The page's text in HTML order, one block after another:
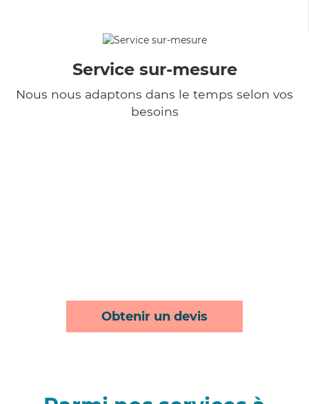
Service sur-mesure
Nous nous adaptons dans le temps selon vos
besoins
Obtenir un devis